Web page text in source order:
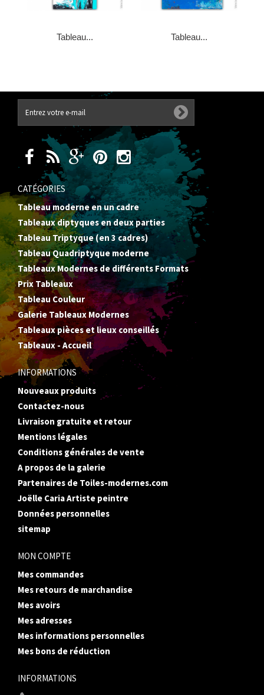
Tableau... Tableau...
CATÉGORIES
Tableau moderne en un cadre
Tableaux diptyques en deux parties
Tableau Triptyque (en 3 cadres)
Tableau Quadriptyque moderne
Tableaux Modernes de différents Formats
Prix Tableaux
Tableau Couleur
Galerie Tableaux Modernes
Tableaux pièces et lieux conseillés
Tableaux - Accueil
INFORMATIONS
Nouveaux produits
Contactez-nous
Livraison gratuite et retour
Mentions légales
Conditions générales de vente
A propos de la galerie
Partenaires de Toiles-modernes.com
Joëlle Caria Artiste peintre
Données personnelles
sitemap
MON COMPTE
Mes commandes
Mes retours de marchandise
Mes avoirs
Mes adresses
Mes informations personnelles
Mes bons de réduction
INFORMATIONS